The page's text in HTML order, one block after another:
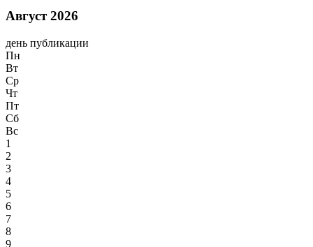
Август 2026
день публикации
Пн
Вт
Ср
Чт
Пт
Сб
Вс
1
2
3
4
5
6
7
8
9